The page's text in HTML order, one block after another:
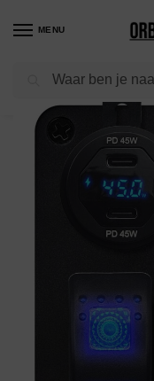
MENU
Shop / Auto &